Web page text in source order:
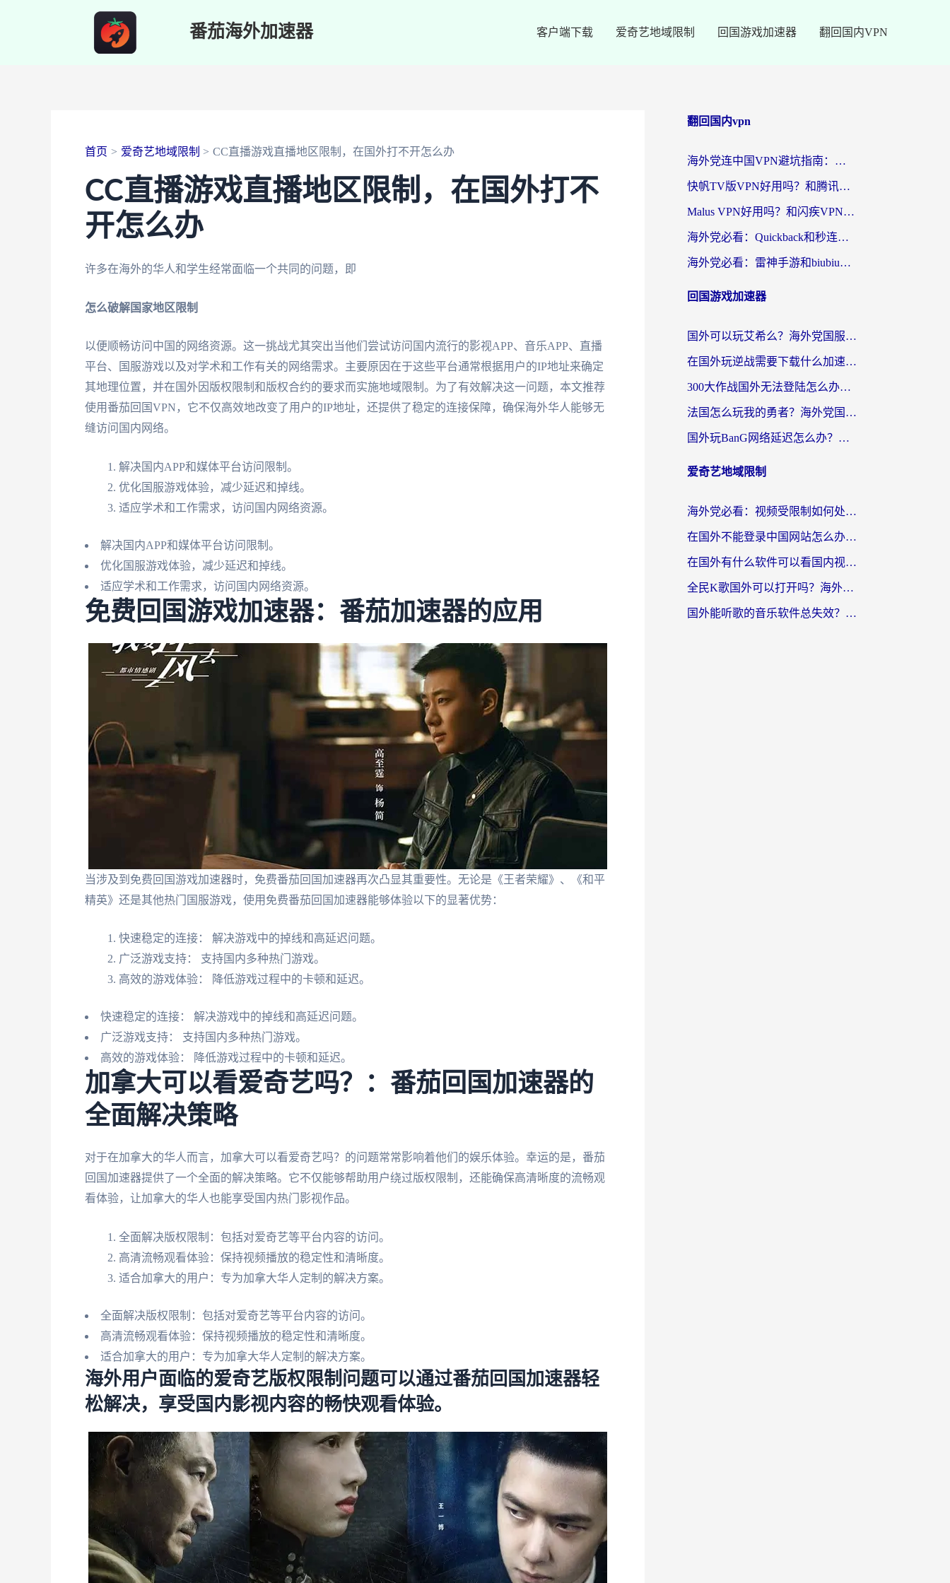
番茄海外加速器 客户端下载 爱奇艺地域限制 回国游戏加速器 翻回国内VPN
首页 爱奇艺地域限制 CC直播游戏直播地区限制，在国外打不开怎么办
CC直播游戏直播地区限制，在国外打不
开怎么办
许多在海外的华人和学生经常面临一个共同的问题，即
怎么破解国家地区限制
以便顺畅访问中国的网络资源。这一挑战尤其突出当他们尝试访问国内流行的影视APP、音乐APP、直播
平台、国服游戏以及对学术和工作有关的网络需求。主要原因在于这些平台通常根据用户的IP地址来确定
其地理位置，并在国外因版权限制和版权合约的要求而实施地域限制。为了有效解决这一问题，本文推荐
使用番茄回国VPN，它不仅高效地改变了用户的IP地址，还提供了稳定的连接保障，确保海外华人能够无
缝访问国内网络。
解决国内APP和媒体平台访问限制。
优化国服游戏体验，减少延迟和掉线。
适应学术和工作需求，访问国内网络资源。
解决国内APP和媒体平台访问限制。
优化国服游戏体验，减少延迟和掉线。
适应学术和工作需求，访问国内网络资源。
免费回国游戏加速器：番茄加速器的应用
当涉及到免费回国游戏加速器时，免费番茄回国加速器再次凸显其重要性。无论是《王者荣耀》、《和平
精英》还是其他热门国服游戏，使用免费番茄回国加速器能够体验以下的显著优势：
快速稳定的连接： 解决游戏中的掉线和高延迟问题。
广泛游戏支持： 支持国内多种热门游戏。
高效的游戏体验： 降低游戏过程中的卡顿和延迟。
快速稳定的连接： 解决游戏中的掉线和高延迟问题。
广泛游戏支持： 支持国内多种热门游戏。
高效的游戏体验： 降低游戏过程中的卡顿和延迟。
加拿大可以看爱奇艺吗？：番茄回国加速器的
全面解决策略
对于在加拿大的华人而言，加拿大可以看爱奇艺吗？的问题常常影响着他们的娱乐体验。幸运的是，番茄
回国加速器提供了一个全面的解决策略。它不仅能够帮助用户绕过版权限制，还能确保高清晰度的流畅观
看体验，让加拿大的华人也能享受国内热门影视作品。
全面解决版权限制：包括对爱奇艺等平台内容的访问。
高清流畅观看体验：保持视频播放的稳定性和清晰度。
适合加拿大的用户：专为加拿大华人定制的解决方案。
全面解决版权限制：包括对爱奇艺等平台内容的访问。
高清流畅观看体验：保持视频播放的稳定性和清晰度。
适合加拿大的用户：专为加拿大华人定制的解决方案。
海外用户面临的爱奇艺版权限制问题可以通过番茄回国加速器轻
松解决，享受国内影视内容的畅快观看体验。
翻回国内vpn
海外党连中国VPN避坑指南：如何选到真正能无缝刷国内资源的加速器？
快帆TV版VPN好用吗？和腾讯VPN对比哪个回国效果更好？海外党必看的真实体验指南
Malus VPN好用吗？和闪疾VPN对比哪个回国效果更好？海外华人的实用避坑指南
海外党必看：Quickback和秒连好用吗？3步选对回国加速器，无缝刷国内资源
海外党必看：雷神手游和biubiu好用吗？3招选对回国加速器无缝刷国内资源
回国游戏加速器
国外可以玩艾希么？海外党国服游戏畅玩终极指南（附加速器选择秘籍）
在国外玩逆战需要下载什么加速器呢？海外党亲测有效的国服游戏加速指南
300大作战国外无法登陆怎么办？海外玩家亲测有效的解决指南
法国怎么玩我的勇者？海外党国服游戏不卡攻略，附3款热门游戏加速实测
国外玩BanG网络延迟怎么办？海外玩家亲测有效的国服游戏加速指南
爱奇艺地域限制
海外党必看：视频受限制如何处理？3步解决国内剧番“看不了”难题
在国外不能登录中国网站怎么办？3步选对回国加速器，无缝刷剧、办业务
在国外有什么软件可以看国内视频？留学生亲测的追剧救星来了
全民K歌国外可以打开吗？海外党听歌听书无限制的实用指南
国外能听歌的音乐软件总失效？这篇教你怎么在海外流畅听网易云